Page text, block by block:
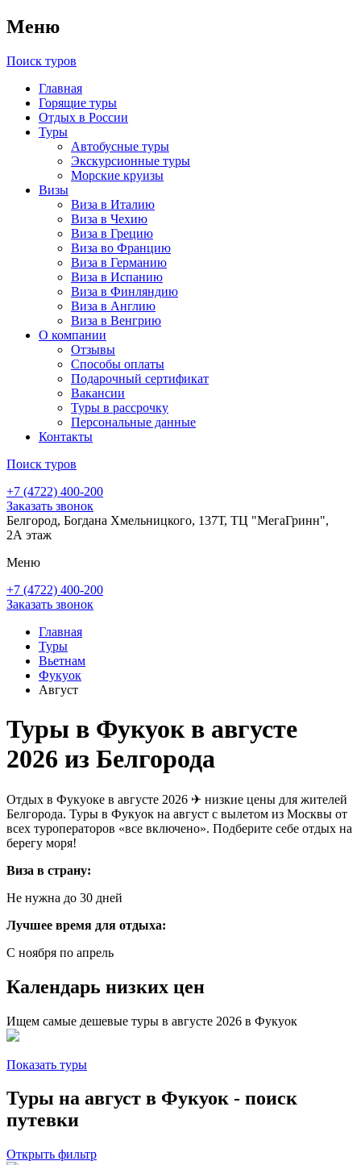
Меню
Поиск туров
Главная
Горящие туры
Отдых в России
Туры
Автобусные туры
Экскурсионные туры
Морские круизы
Визы
Виза в Италию
Виза в Чехию
Виза в Грецию
Виза во Францию
Виза в Германию
Виза в Испанию
Виза в Финляндию
Виза в Англию
Виза в Венгрию
О компании
Отзывы
Способы оплаты
Подарочный сертификат
Вакансии
Туры в рассрочку
Персональные данные
Контакты
Поиск туров
+7 (4722) 400-200
Заказать звонок
Белгород, Богдана Хмельницкого, 137Т, ТЦ "МегаГринн",
2А этаж
Меню
+7 (4722) 400-200
Заказать звонок
Главная
Туры
Вьетнам
Фукуок
Август
Туры в Фукуок в августе
2026 из Белгорода
Отдых в Фукуоке в августе 2026 ✈ низкие цены для жителей
Белгорода. Туры в Фукуок на август с вылетом из Москвы от
всех туроператоров «все включено». Подберите себе отдых на
берегу моря!
Виза в страну:
Не нужна до 30 дней
Лучшее время для отдыха:
С ноября по апрель
Календарь низких цен
Ищем самые дешевые туры в августе 2026 в Фукуок
Показать туры
Туры на август в Фукуок - поиск
путевки
Открыть фильтр